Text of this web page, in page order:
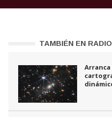
TAMBIÉN EN
Arranca